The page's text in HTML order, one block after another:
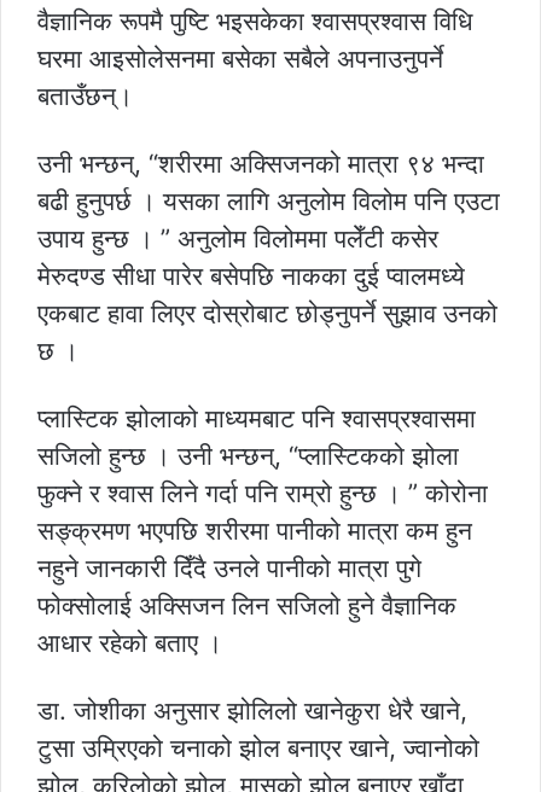
वैज्ञानिक रूपमै पुष्टि भइसकेका श्वासप्रश्वास विधि
घरमा आइसोलेसनमा बसेका सबैले अपनाउनुपर्ने
बताउँछन्।
उनी भन्छन्, “शरीरमा अक्सिजनको मात्रा ९४ भन्दा
बढी हुनुपर्छ । यसका लागि अनुलोम विलोम पनि एउटा
उपाय हुन्छ । ” अनुलोम विलोममा पलेँटी कसेर
मेरुदण्ड सीधा पारेर बसेपछि नाकका दुई प्वालमध्ये
एकबाट हावा लिएर दोस्रोबाट छोड्नुपर्ने सुझाव उनको
छ ।
प्लास्टिक झोलाको माध्यमबाट पनि श्वासप्रश्वासमा
सजिलो हुन्छ । उनी भन्छन्, “प्लास्टिकको झोला
फुक्ने र श्वास लिने गर्दा पनि राम्रो हुन्छ । ” कोरोना
सङ्क्रमण भएपछि शरीरमा पानीको मात्रा कम हुन
नहुने जानकारी दिँदै उनले पानीको मात्रा पुगे
फोक्सोलाई अक्सिजन लिन सजिलो हुने वैज्ञानिक
आधार रहेको बताए ।
डा. जोशीका अनुसार झोलिलो खानेकुरा धेरै खाने,
टुसा उम्रिएको चनाको झोल बनाएर खाने, ज्वानोको
झोल, कुरिलोको झोल, मासुको झोल बनाएर खाँदा